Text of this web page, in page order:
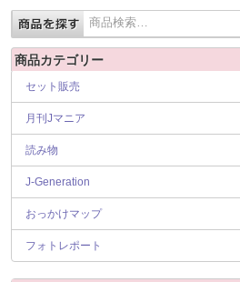
商品カテゴリー
セット販売
月刊Jマニア
読み物
J-Generation
おっかけマップ
フォトレポート